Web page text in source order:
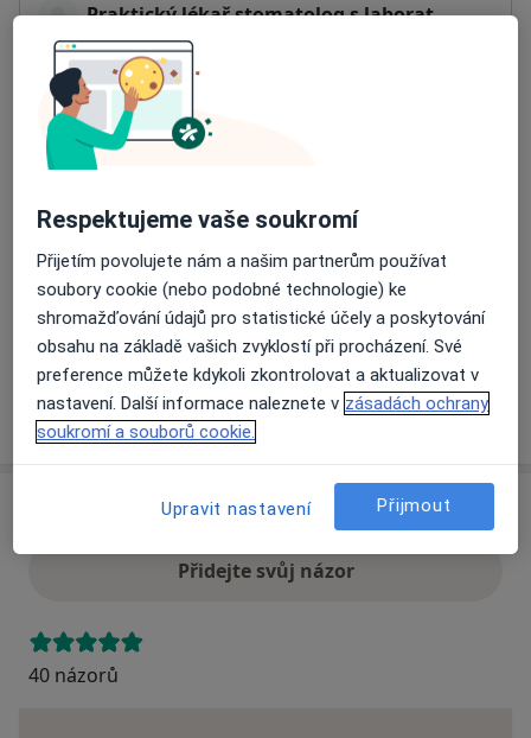
Praktický lékař stomatolog s laborat.
U oblouku 501/5,
Přiblížit mapu
Co mám v takové situaci udělat?
Způsoby platby (soukromé návštěvy)
Na teto adrese lékař přijímá pacienty na pojišťovnu
Detaily
Více
Přidejte svůj názor
40 názorů
Respektujeme vaše soukromí
Přijetím povolujete nám a našim partnerům používat
soubory cookie (nebo podobné technologie) ke
shromažďování údajů pro statistické účely a poskytování
obsahu na základě vašich zvyklostí při procházení. Své
preference můžete kdykoli zkontrolovat a aktualizovat v
nastavení. Další informace naleznete v zásadách ochrany
soukromí a souborů cookie.
Upravit nastavení Přijmout